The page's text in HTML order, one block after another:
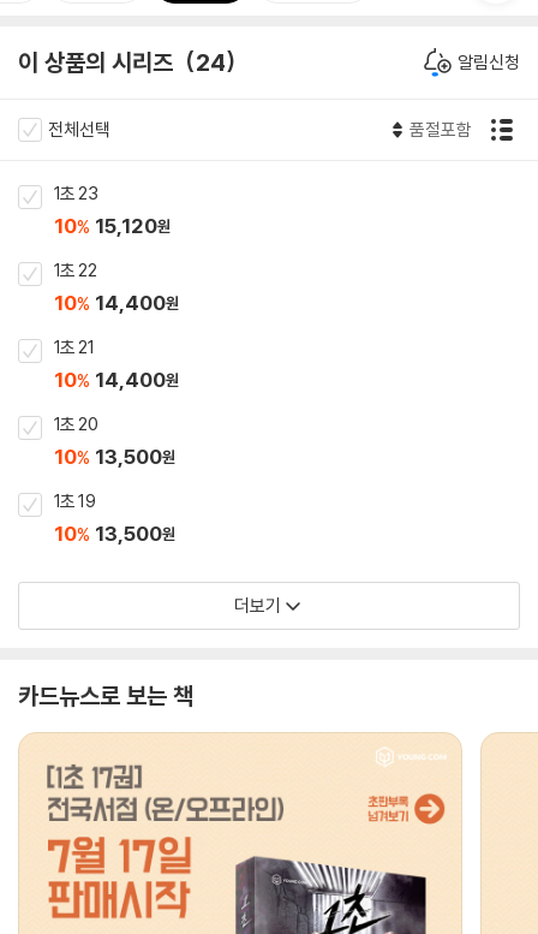
이 상품의 시리즈 24 알림신청
전체선택 품절포함
1초 23
10% 15,120원
1초 22
10% 14,400원
1초 21
10% 14,400원
1초 20
10% 13,500원
1초 19
10% 13,500원
더보기
카드뉴스로 보는 책